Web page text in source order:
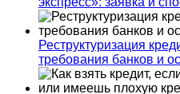
Реструктуризация
требования банков и